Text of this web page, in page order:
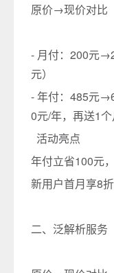
原价→现价对比
- 月付：200元
元）
- 年付：485元
0元/年，再送1个
活动亮点
年付立省100元
新用户首月享8
二、泛解析服务